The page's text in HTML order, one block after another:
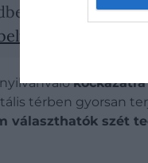
ajánljuk!
kockázatra
térben gyorsan
választhatók szét